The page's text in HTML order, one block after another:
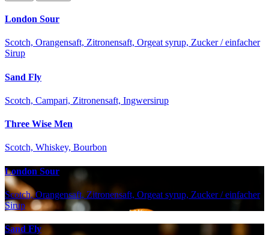
London Sour
Scotch, Orangensaft, Zitronensaft, Orgeat syrup, Zucker / einfacher
Sirup
Sand Fly
Scotch, Campari, Zitronensaft, Ingwersirup
Three Wise Men
Scotch, Whiskey, Bourbon
London Sour
Scotch, Orangensaft, Zitronensaft, Orgeat syrup, Zucker / einfacher
Sirup
Sand Fly